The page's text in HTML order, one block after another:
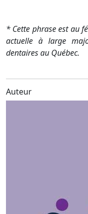
* Cette phrase est au
actuelle à large
dentaires au Québec.
Auteur